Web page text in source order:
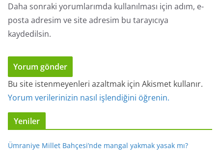
Daha sonraki yorumlarımda kullanılması için adım, e-
posta adresim ve site adresim bu tarayıcıya
kaydedilsin.
Bu site istenmeyenleri azaltmak için Akismet kullanır.
Yorum verilerinizin nasıl işlendiğini öğrenin.
Yeniler
Ümraniye Millet Bahçesi’nde mangal yakmak yasak mı?